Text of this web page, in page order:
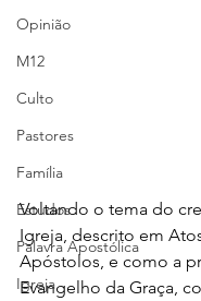
Opinião
M12
Culto
Pastores
Família
Estudos
Palavra Apostólica
Igreja
Voltando o tema do
Igreja, descrito em
Apóstolos, e como a
Evangelho da Graça,